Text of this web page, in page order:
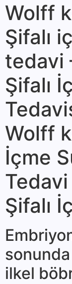
Wolff
Şifalı
tedavi
Şifalı
Wolff
İçme
Şifalı
ilkel